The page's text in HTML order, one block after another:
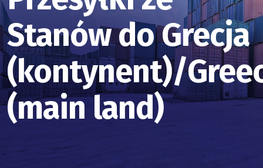
Stanów do Grecja
(kontynent)/
(main land)